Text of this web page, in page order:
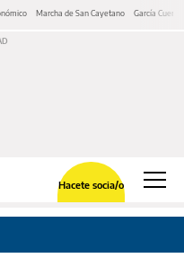
Marcha de San Cayetano García Cuerva
Hacete socia/o